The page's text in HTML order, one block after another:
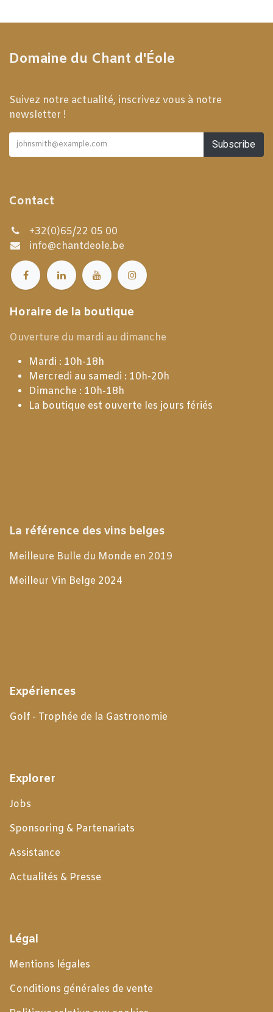
Domaine du Chant d'Éole
Suivez notre actualité, inscrivez vous à notre
newsletter !
Subscribe
Contact
+32(0)65/22 05 00
info@chantdeole.be
Horaire de la boutique
Ouverture du mardi au dimanche
Mardi : 10h-18h
Mercredi au samedi : 10h-20h
Dimanche : 10h-18h
La boutique est ouverte les jours fériés
La référence des vins belges
Meilleure Bulle du Monde en 2019
Meilleur Vin Belge 2024
Expériences
Golf - Trophée de la Gastronomie
Explorer
Jobs
Sponsoring & Partenariats
Assistance
Actualités & Presse
Légal
Mentions légales
Conditions générales de vente